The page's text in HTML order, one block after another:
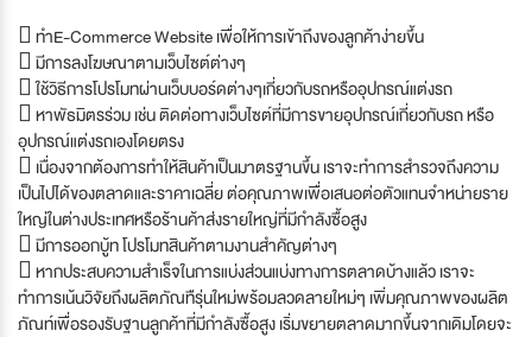
 ทำE-Commerce Website เพื่อให้การเข้าถึงของลูกค้าง่ายขึ้น
 มีการลงโฆษณาตามเว็บไซต์ต่างๆ
 ใช้วิธีการโปรโมทผ่านเว็บบอร์ดต่างๆเกี่ยวกับรถหรืออุปกรณ์แต่งรถ
 หาพัธมิตรร่วม เช่น ติดต่อทางเว็บไซต์ที่มีการขายอุปกรณ์เกี่ยวกับรถ หรือ
อุปกรณ์แต่งรถเองโดยตรง
 เนื่องจากต้องการทำให้สินค้าเป็นมาตรฐานขึ้น เราจะทำการสำรวจถึงความ
เป็นไปได้ของตลาดและราคาเฉลี่ย ต่อคุณภาพเพื่อเสนอต่อตัวแทนจำหน่ายราย
ใหญ่ในต่างประเทศหรือร้านค้าส่งรายใหญ่ที่มีกำลังซื้อสูง
 มีการออกบู้ท โปรโมทสินค้าตามงานสำคัญต่างๆ
 หากประสบความสำเร็จในการแบ่งส่วนแบ่งทางการตลาดบ้างแล้ว เราจะ
ทำการเน้นวิจัยถึงผลิตภัณทืรุ่นใหม่พร้อมลวดลายใหม่ๆ เพิ่มคุณภาพของผลิต
ภัณท์เพื่อรองรับฐานลูกค้าที่มีกำลังซื้อสูง เริ่มขยายตลาดมากขึ้นจากเดิมโดยจะ